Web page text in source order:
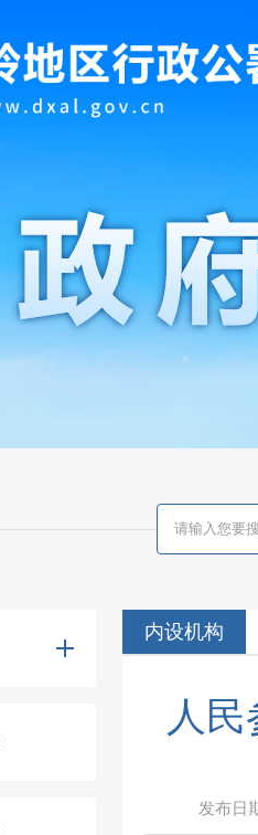
内设机构
人
发布日